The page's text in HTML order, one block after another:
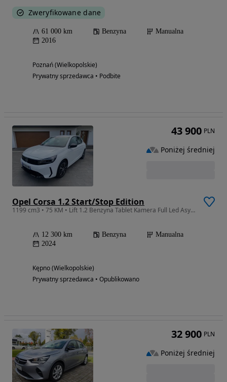
Zweryfikowane dane
61 000 km Benzyna
Manualna
2016
Poznań (Wielkopolskie)
Prywatny sprzedawca • Podbite
Opel Corsa 1.2 Start/Stop Edition
1199 cm3 • 75 KM • Lift 1.2 Benzyna Tablet Kamera Full Led Asystent Martwego Pola PDC
12 300 km Benzyna
Manualna
2024
Kępno (Wielkopolskie)
Prywatny sprzedawca • Opublikowano
43 900 PLN
Poniżej średniej
32 900 PLN
Poniżej średniej